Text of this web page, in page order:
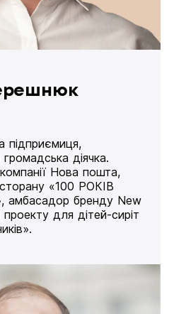
підприємиця,
діячка.
Нова пошта,
«100 РОКІВ
бренду New
для дітей-сиріт